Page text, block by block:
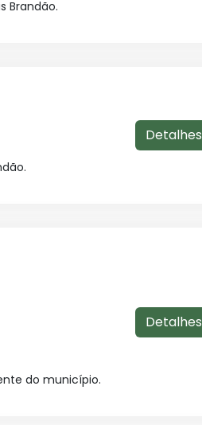
Brandão.
Detalhes
do município.
Detalhes